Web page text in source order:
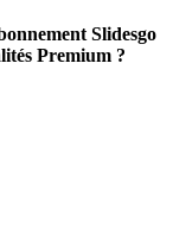
Slidesgo
Premium ?